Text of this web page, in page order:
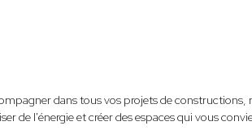
dans tous vos projets de constructions,
de l'énergie et créer des espaces qui vous